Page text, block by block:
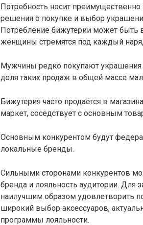
Потребность носит
решения о покупке и выбор
Потребление бижутерии может быть
женщины стремятся под каждый
Мужчины редко покупают
доля таких продаж в общей массе
Бижутерия часто продаётся в
маркет, соседствует с основным
Основным конкурентом будут
локальные бренды.
Сильными сторонами конкурентов
бренда и лояльность аудитории. Для
наилучшим образом удовлетворить
широкий выбор аксессуаров,
программы лояльности.